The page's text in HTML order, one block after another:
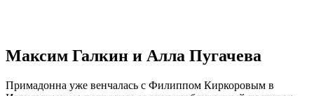
Максим Галкин и Алла Пугачева
Примадонна уже венчалась с Филиппом Киркоровым в